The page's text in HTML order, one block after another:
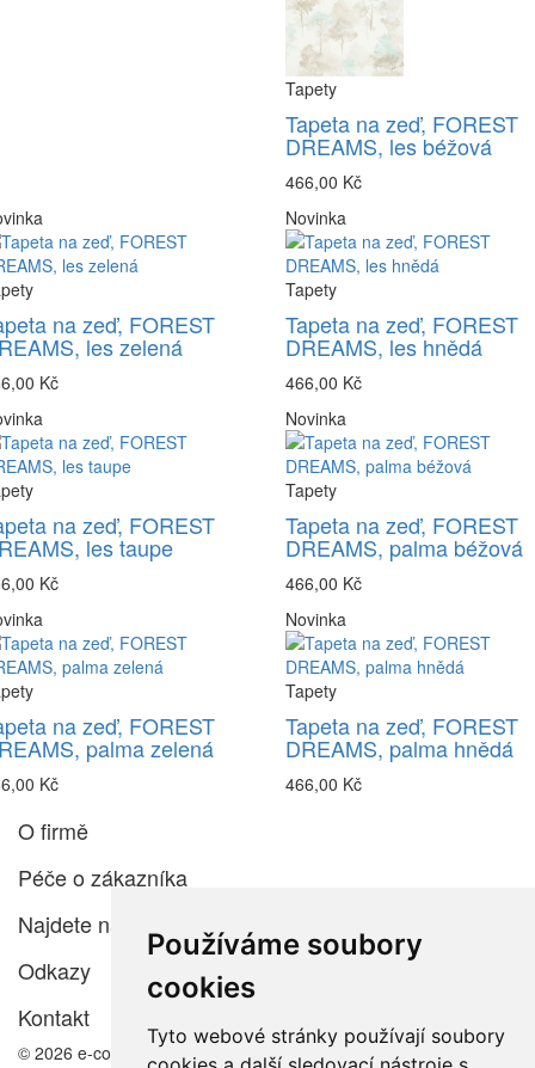
Používáme soubory
cookies
Tyto webové stránky používají soubory
Tapety
Tapeta na zeď, FOREST
DREAMS, les béžová
466,00 Kč
na zeď, FOREST
les zelená
Kč
Novinka
Tapety
Tapeta na zeď, FOREST
DREAMS, les hnědá
466,00 Kč
na zeď, FOREST
les taupe
Kč
Novinka
Tapety
Tapeta na zeď, FOREST
DREAMS, palma béžová
466,00 Kč
na zeď, FOREST
palma zelená
Kč
Novinka
Tapety
Tapeta na zeď, FOREST
DREAMS, palma hnědá
466,00 Kč
O firmě
Péče o zákazníka
Najdete nás
Odkazy
Kontakt
© 2026 e-color.cz